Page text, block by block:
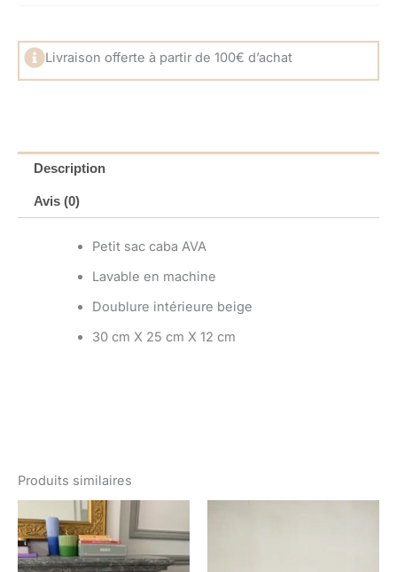
Livraison offerte à partir de 100€ d’achat
Description
Avis (0)
Petit sac caba AVA
Lavable en machine
Doublure intérieure beige
30 cm X 25 cm X 12 cm
Produits similaires